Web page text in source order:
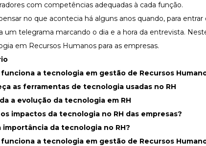
rápido
com competências adequadas à cada função.
no que acontecia há alguns anos quando, para
um telegrama marcando o dia e a hora da entrevista.
em Recursos Humanos para as empresas.
funciona a tecnologia em gestão de Recursos
as ferramentas de tecnologia usadas no RH
a evolução da tecnologia em RH
impactos da tecnologia no RH das empresas?
importância da tecnologia no RH?
funciona a tecnologia em gestão de Recursos